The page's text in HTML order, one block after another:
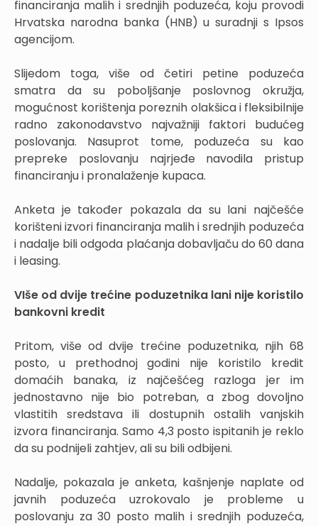
financiranja malih i srednjih poduzeća, koju provodi
Hrvatska narodna banka (HNB) u suradnji s Ipsos
agencijom.
Slijedom toga, više od četiri petine poduzeća
smatra da su poboljšanje poslovnog okružja,
mogućnost korištenja poreznih olakšica i fleksibilnije
radno zakonodavstvo najvažniji faktori budućeg
poslovanja. Nasuprot tome, poduzeća su kao
prepreke poslovanju najrjeđe navodila pristup
financiranju i pronalaženje kupaca.
Anketa je također pokazala da su lani najčešće
korišteni izvori financiranja malih i srednjih poduzeća
i nadalje bili odgoda plaćanja dobavljaču do 60 dana
i leasing.
VIše od dvije trećine poduzetnika lani nije koristilo
bankovni kredit
Pritom, više od dvije trećine poduzetnika, njih 68
posto, u prethodnoj godini nije koristilo kredit
domaćih banaka, iz najčešćeg razloga jer im
jednostavno nije bio potreban, a zbog dovoljno
vlastitih sredstava ili dostupnih ostalih vanjskih
izvora financiranja. Samo 4,3 posto ispitanih je reklo
da su podnijeli zahtjev, ali su bili odbijeni.
Nadalje, pokazala je anketa, kašnjenje naplate od
javnih poduzeća uzrokovalo je probleme u
poslovanju za 30 posto malih i srednjih poduzeća,